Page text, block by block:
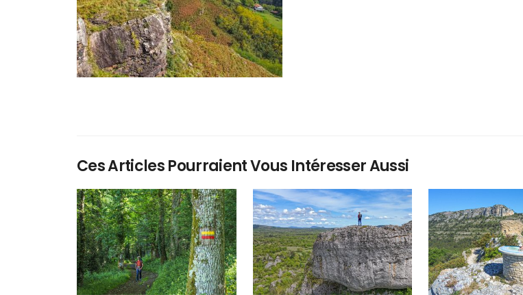
Ces Articles Pourraient Vous Intéresser Aussi